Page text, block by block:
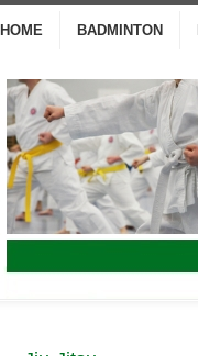
HOME BADMINTON